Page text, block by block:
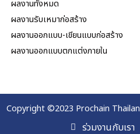
ผลงานทั้งหมด
ผลงานรับเหมาก่อสร้าง
ผลงานออกแบบ-เขียนแบบก่อสร้าง
ผลงานออกแบบตกแต่งภายใน
Copyright ©2023 Prochain
ร่วมงานกับเรา